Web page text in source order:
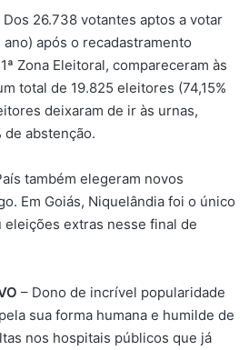
Dos 26.738 votantes aptos a votar
após o recadastramento
Zona Eleitoral, compareceram às
total de 19.825 eleitores (74,15%
deixaram de ir às urnas,
de abstenção.
também elegeram novos
Em Goiás, Niquelândia foi o único
extras nesse final de
– Dono de incrível popularidade
sua forma humana e humilde de
nos hospitais públicos que já